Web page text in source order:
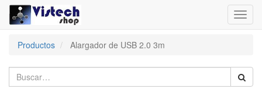
Productos
Alargador de USB 2.0 3m